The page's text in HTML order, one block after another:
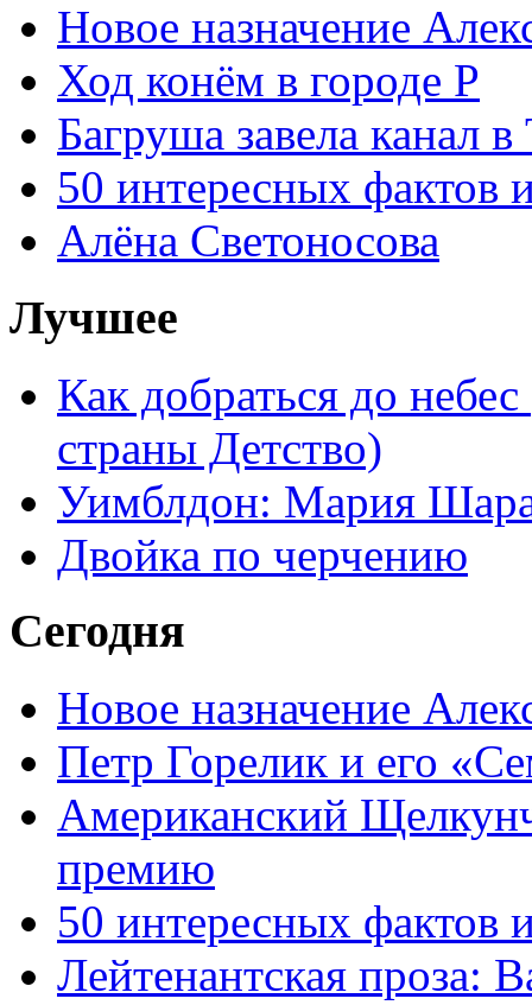
Новое назначение
Ход конём в городе Р
Багруша завела канал в
50 интересных фактов
Алёна Светоносова
Лучшее
Как добраться до
страны Детство)
Уимблдон: Мария
Двойка по черчению
Сегодня
Новое назначение
Петр Горелик и его
Американский
премию
50 интересных фактов
Лейтенантская проза: